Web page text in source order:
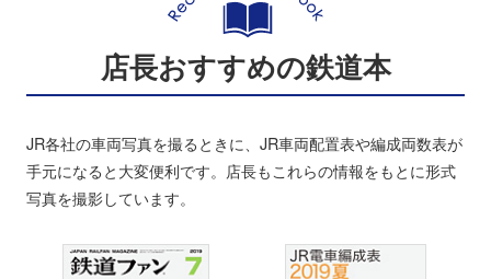
店長おすすめの鉄道本
JR各社の車両写真を撮るときに、JR車両配置表や編成両数表が
手元になると大変便利です。店長もこれらの情報をもとに形式
写真を撮影しています。